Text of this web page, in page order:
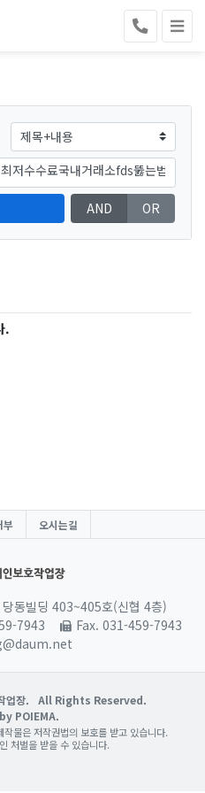
AND OR
.
부 오시는길
동빌딩 403~405호(신협 4층)
7943
Fax. 031-459-7943
업장.
All Rights Reserved.
POIEMA.
물은 저작권법의 보호를 받고 있습니다.
처벌을 받을 수 있습니다.